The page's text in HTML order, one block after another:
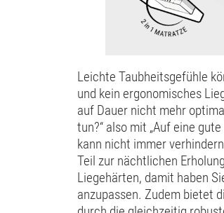
Leichte Taubheitsgefühle
und kein ergonomisches
auf Dauer nicht mehr
tun?“ also mit „Auf eine
kann nicht immer
Teil zur nächtlichen
Liegehärten, damit haben
anzupassen. Zudem bietet